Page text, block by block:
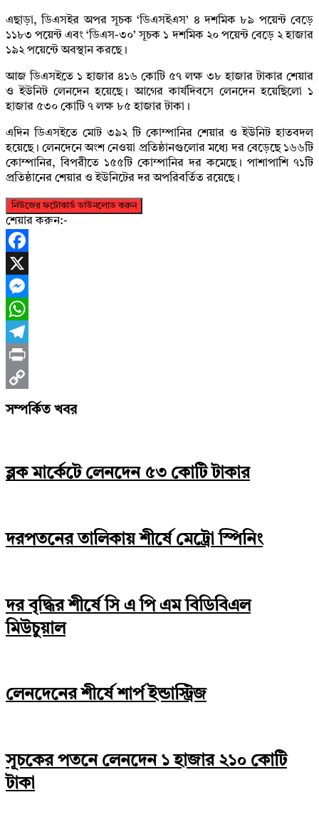
এছাড়া, ডিএসইর অপর সূচক ‘ডিএসইএস’ ৪ দশমিক ৮৯ পয়েন্ট বেড়ে
১১৮৩ পয়েন্ট এবং ‘ডিএস-৩০’ সূচক ১ দশমিক ২০ পয়েন্ট বেড়ে ২ হাজার
১৯২ পয়েন্টে অবস্থান করছে।
আজ ডিএসইতে ১ হাজার ৪১৬ কোটি ৫৭ লক্ষ ৩৮ হাজার টাকার শেয়ার
ও ইউনিট লেনদেন হয়েছে। আগের কার্যদিবসে লেনদেন হয়েছিলো ১
হাজার ৫৩০ কোটি ৭ লক্ষ ৮৫ হাজার টাকা।
এদিন ডিএসইতে মোট ৩৯২ টি কোম্পানির শেয়ার ও ইউনিট হাতবদল
হয়েছে। লেনদেনে অংশ নেওয়া প্রতিষ্ঠানগুলোর মধ্যে দর বেড়েছে ১৬৬টি
কোম্পানির, বিপরীতে ১৫৫টি কোম্পানির দর কমেছে। পাশাপাশি ৭১টি
প্রতিষ্ঠানের শেয়ার ও ইউনিটের দর অপরিবর্তিত রয়েছে।
নিউজের ফটোকার্ড ডাউনলোড করুন
শেয়ার করুন:-
Facebook
X
Messenger
WhatsApp
Telegram
Print
Copy
সম্পর্কিত খবর
ব্লক মার্কেটে লেনদেন ৫৩ কোটি টাকার
দরপতনের তালিকায় শীর্ষে মেট্রো স্পিনিং
দর বৃদ্ধির শীর্ষে সি এ পি এম বিডিবিএল
মিউচুয়াল
লেনদেনের শীর্ষে শার্প ইন্ডাস্ট্রিজ
সূচকের পতনে লেনদেন ১ হাজার ২১০ কোটি
টাকা